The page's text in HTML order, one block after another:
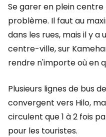
Se garer en plein centre
problème. Il faut au
dans les rues, mais il y
centre-ville, sur
rendre n'importe où en
Plusieurs lignes de bus
convergent vers Hilo,
circulent que 1 à 2 fois
pour les touristes.